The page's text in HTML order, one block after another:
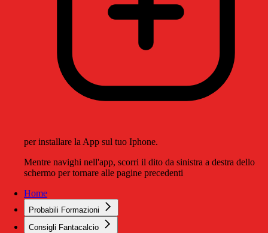
per installare la App sul tuo Iphone.
Mentre navighi nell'app, scorri il dito da sinistra a destra dello
schermo per tornare alle pagine precedenti
Home
Probabili Formazioni
Consigli Fantacalcio